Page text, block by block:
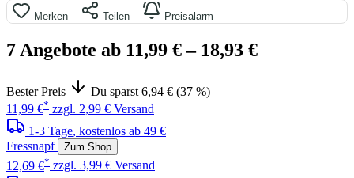
Merken Teilen Preisalarm
7 Angebote ab 11,99 €– 18,93 €
Bester Preis
Du sparst 6,94 € (37 %)
11,99 €* zzgl. 2,99 € Versand
1-3 Tage, kostenlos ab 49 €
Fressnapf
Zum Shop
12,69 €* zzgl. 3,99 € Versand